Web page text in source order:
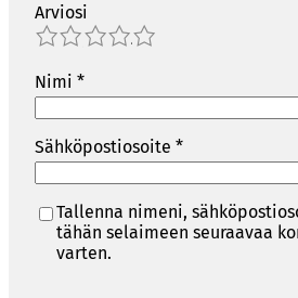
Arviosi
4
3
2
1
Nimi *
Sähköpostiosoite *
Tallenna nimeni,
tähän selaimeen seuraavaa
varten.